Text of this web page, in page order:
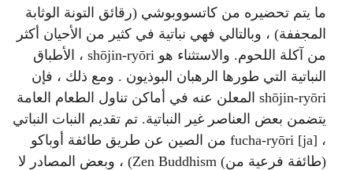
ما يتم تحضيره من كاتسووبوشي (رقائق التونة الوثابة
المجففة) ، وبالتالي فهي نباتية في كثير من الأحيان أكثر
من آكلة اللحوم. والاستثناء هو shōjin-ryōri ، الأطباق
النباتية التي طورها الرهبان البوذيون . ومع ذلك ، فإن
shōjin-ryōri المعلن عنه في أماكن تناول الطعام العامة
يتضمن بعض العناصر غير النباتية. تم تقديم النبات النباتي
، fucha-ryōri [ja] من الصين عن طريق طائفة أوباكو
(طائفة فرعية من) Zen Buddhism) ، وبعض المصادر لا